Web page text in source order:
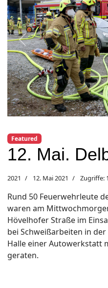
Previous
Featured
12. Mai.
2021 12. Mai 2021 Zugriffe:
Rund 50 Feuerwehrleute
waren am
Hövelhofer Straße im
bei Schweißarbeiten in
Halle einer Autowerkstatt
geraten.